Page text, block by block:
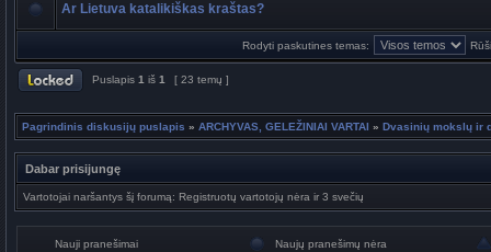
Ar Lietuva katalikiškas kraštas?
Rodyti paskutines temas:
Puslapis 1 iš 1 [ 23 temų ]
Pagrindinis diskusijų puslapis » ARCHYVAS, GELEŽINIAI VARTAI » Dvasinių mokslų ir
Dabar prisijungę
Vartotojai naršantys šį forumą: Registruotų vartotojų nėra ir 3 svečių
Nauji pranešimai Naujų pranešimų nėra